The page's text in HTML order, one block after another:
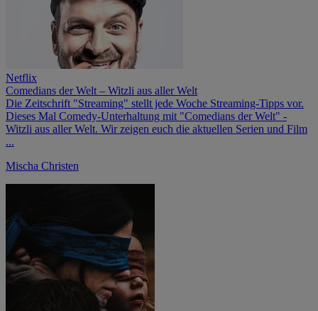
Netflix
Comedians der Welt – Witzli aus aller Welt
Die Zeitschrift "Streaming" stellt jede Woche Streaming-Tipps vor.
Dieses Mal Comedy-Unterhaltung mit "Comedians der Welt" -
Witzli aus aller Welt. Wir zeigen euch die aktuellen Serien und Film
...
Mischa Christen